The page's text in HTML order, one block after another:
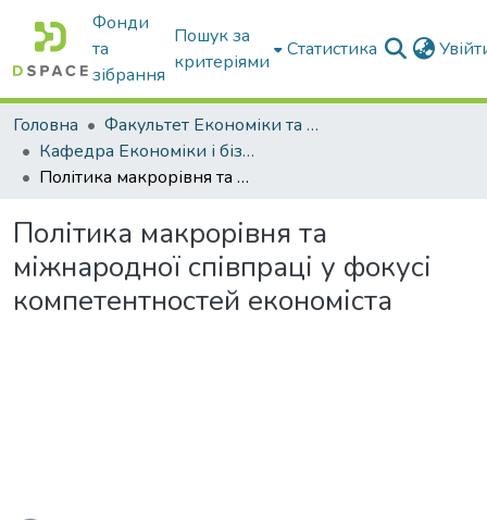
Фонди
та
зібрання
Пошук за
критеріями
Статистика
Головна
Факультет Економіки та бізнесу
Кафедра Економіки і бізнесу
Політика макрорівня та міжнародної співпраці у фокусі компетентностей економіста
Політика макрорівня та
міжнародної співпраці у фокусі
компетентностей економіста